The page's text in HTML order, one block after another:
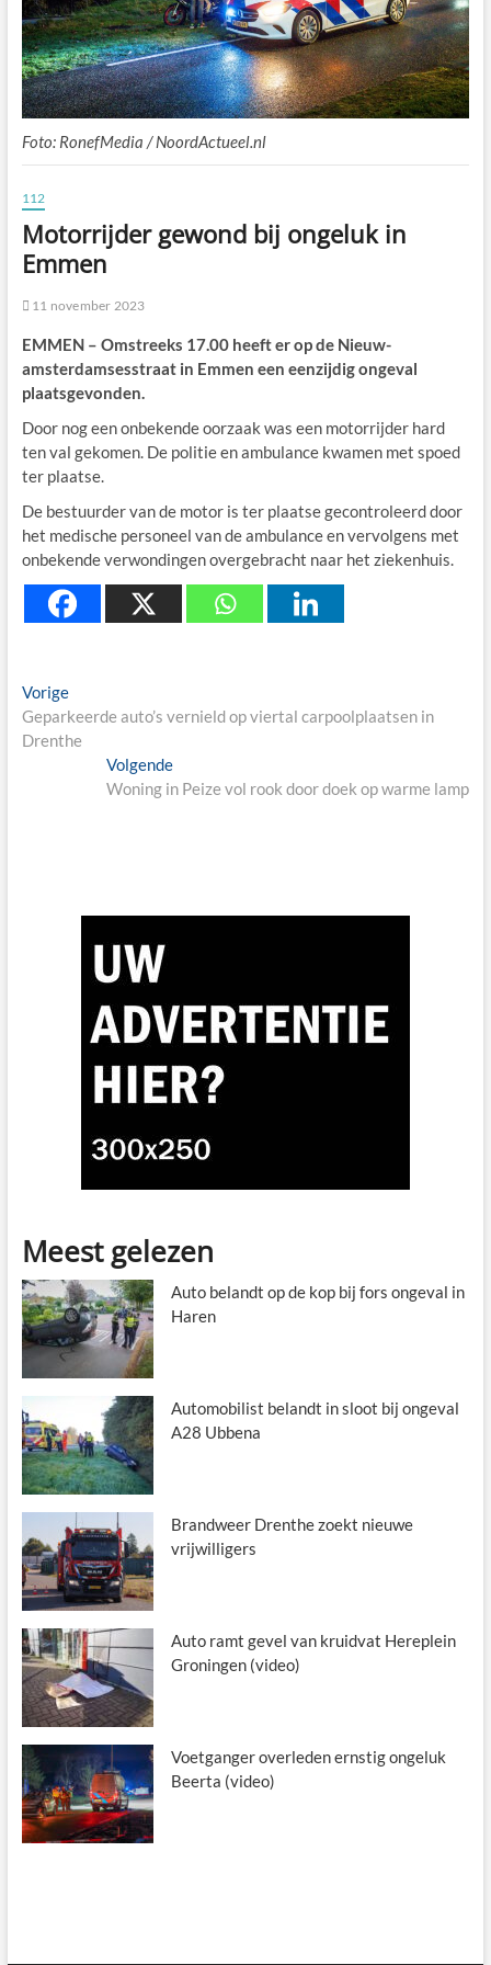
Foto: RonefMedia / NoordActueel.nl
112
Motorrijder gewond bij ongeluk in
Emmen
11 november 2023
EMMEN – Omstreeks 17.00 heeft er op de Nieuw-
amsterdamsesstraat in Emmen een eenzijdig ongeval
plaatsgevonden.
Door nog een onbekende oorzaak was een motorrijder hard
ten val gekomen. De politie en ambulance kwamen met spoed
ter plaatse.
De bestuurder van de motor is ter plaatse gecontroleerd door
het medische personeel van de ambulance en vervolgens met
onbekende verwondingen overgebracht naar het ziekenhuis.
Berichtnavigatie
VorigePrevious
post:
Geparkeerde auto’s vernield op viertal carpoolplaatsen in
Drenthe
VolgendeNext
post:
Woning in Peize vol rook door doek op warme lamp
Meest gelezen
Auto belandt op de kop bij fors ongeval in
Haren
Automobilist belandt in sloot bij ongeval
A28 Ubbena
Brandweer Drenthe zoekt nieuwe
vrijwilligers
Auto ramt gevel van kruidvat Hereplein
Groningen (video)
Voetganger overleden ernstig ongeluk
Beerta (video)